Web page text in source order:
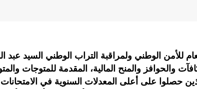
للأمن الوطني ولمراقبة التراب الوطني السيد
والحوافز والمنح المالية، المقدمة للمتوجات
حصلوا على أعلى المعدلات السنوية في